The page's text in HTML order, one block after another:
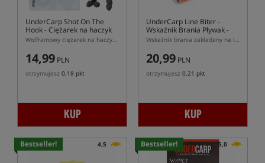
UnderCarp Shot On The
Hook- Ciężarek na haczyk
Wolframowy ciężarek na haczyk UnderCarp Shot On The Hook
14,99 PLN
otrzymujesz 0,18 pkt
KUP
UnderCarp Line Biter-
Wskaźnik Brania Pływak -
Pomarańczowy Neon
Wskaźnik brania zakładany na linkę główną
20,99 PLN
otrzymujesz 0,21 pkt
KUP
Bestseller! 4,5 Bestseller! 5,0